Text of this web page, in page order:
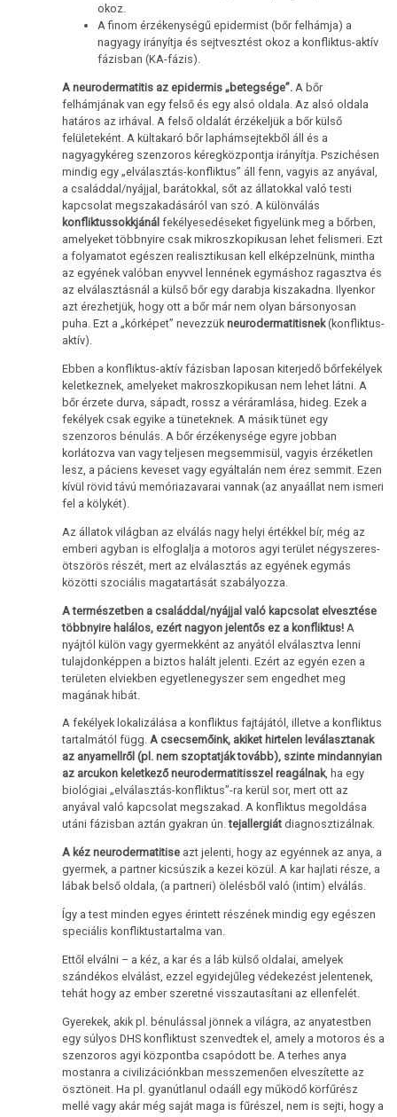
okoz.
A finom érzékenységű epidermist (bőr felhámja) a
nagyagy irányítja és sejtvesztést okoz a konfliktus-aktív
fázisban (KA-fázis).
A neurodermatitis az epidermis „betegsége”. A bőr
felhámjának van egy felső és egy alsó oldala. Az alsó oldala
határos az irhával. A felső oldalát érzékeljük a bőr külső
felületeként. A kültakaró bőr laphámsejtekből áll és a
nagyagykéreg szenzoros kéregközpontja irányítja. Pszichésen
mindig egy „elválasztás-konfliktus” áll fenn, vagyis az anyával,
a családdal/nyájjal, barátokkal, sőt az állatokkal való testi
kapcsolat megszakadásáról van szó. A különválás
konfliktussokkjánálfekélyesedéseket figyelünk meg a bőrben,
amelyeket többnyire csak mikroszkopikusan lehet felismeri. Ezt
a folyamatot egészen realisztikusan kell elképzelnünk, mintha
az egyének valóban enyvvel lennének egymáshoz ragasztva és
az elválasztásnál a külső bőr egy darabja kiszakadna. Ilyenkor
azt érezhetjük, hogy ott a bőr már nem olyan bársonyosan
puha. Ezt a „kórképet” nevezzükneurodermatitisnek(konfliktus-
aktív).
Ebben a konfliktus-aktív fázisban laposan kiterjedő bőrfekélyek
keletkeznek, amelyeket makroszkopikusan nem lehet látni. A
bőr érzete durva, sápadt, rossz a véráramlása, hideg. Ezek a
fekélyek csak egyike a tüneteknek. A másik tünet egy
szenzoros bénulás. A bőr érzékenysége egyre jobban
korlátozva van vagy teljesen megsemmisül, vagyis érzéketlen
lesz, a páciens keveset vagy egyáltalán nem érez semmit. Ezen
kívül rövid távú memóriazavarai vannak (az anyaállat nem ismeri
fel a kölykét).
Az állatok világban az elválás nagy helyi értékkel bír, még az
emberi agyban is elfoglalja a motoros agyi terület négyszeres-
ötszörös részét, mert az elválasztás az egyének egymás
közötti szociális magatartását szabályozza.
A természetben a családdal/nyájjal való kapcsolat elvesztése
többnyire halálos, ezért nagyon jelentős ez a konfliktus! A
nyájtól külön vagy gyermekként az anyától elválasztva lenni
tulajdonképpen a biztos halált jelenti. Ezért az egyén ezen a
területen elviekben egyetlenegyszer sem engedhet meg
magának hibát.
A fekélyek lokalizálása a konfliktus fajtájától, illetve a konfliktus
tartalmától függ.A csecsemőink, akiket hirtelen leválasztanak
az anyamellről (pl. nem szoptatják tovább), szinte mindannyian
az arcukon keletkező neurodermatitisszel reagálnak, ha egy
biológiai „elválasztás-konfliktus”-ra kerül sor, mert ott az
anyával való kapcsolat megszakad. A konfliktus megoldása
utáni fázisban aztán gyakran ún.tejallergiát diagnosztizálnak.
A kéz neurodermatitise azt jelenti, hogy az egyénnek az anya, a
gyermek, a partner kicsúszik a kezei közül. A kar hajlati része, a
lábak belső oldala, (a partneri) ölelésből való (intim) elválás.
Így a test minden egyes érintett részének mindig egy egészen
speciális konfliktustartalma van.
Ettől elválni – a kéz, a kar és a láb külső oldalai, amelyek
szándékos elválást, ezzel egyidejűleg védekezést jelentenek,
tehát hogy az ember szeretné visszautasítani az ellenfelét.
Gyerekek, akik pl. bénulással jönnek a világra, az anyatestben
egy súlyos DHS konfliktust szenvedtek el, amely a motoros és a
szenzoros agyi központba csapódott be. A terhes anya
mostanra a civilizációnkban messzemenően elveszítette az
ösztöneit. Ha pl. gyanútlanul odaáll egy működő körfűrész
mellé vagy akár még saját maga is fűrészel, nem is sejti, hogy a